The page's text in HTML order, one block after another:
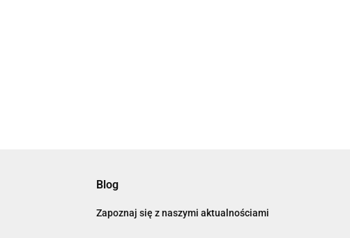
Blog
Zapoznaj się z naszymi aktualnościami